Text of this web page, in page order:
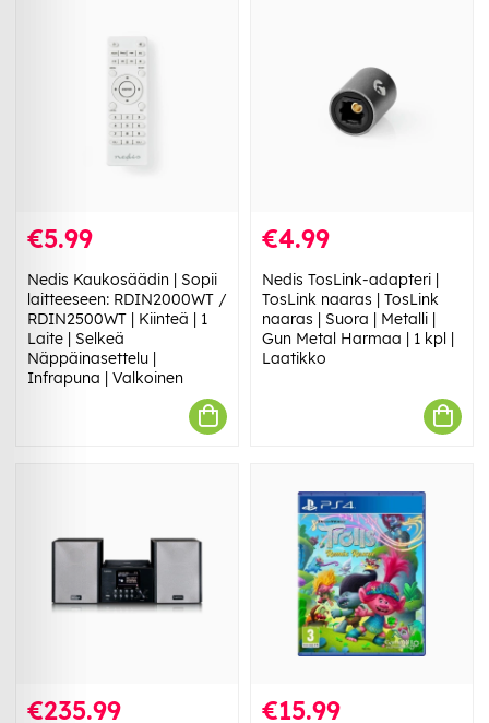
€5.99
Nedis Kaukosäädin | Sopii
laitteeseen: RDIN2000WT /
RDIN2500WT | Kiinteä | 1
Laite | Selkeä
Näppäinasettelu |
Infrapuna | Valkoinen
€4.99
Nedis TosLink-adapteri |
TosLink naaras | TosLink
naaras | Suora | Metalli |
Gun Metal Harmaa | 1 kpl |
Laatikko
€235.99 €15.99